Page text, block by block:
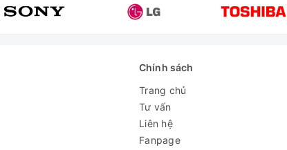
Chính sách
Trang chủ
Tư vấn
Liên hệ
Fanpage